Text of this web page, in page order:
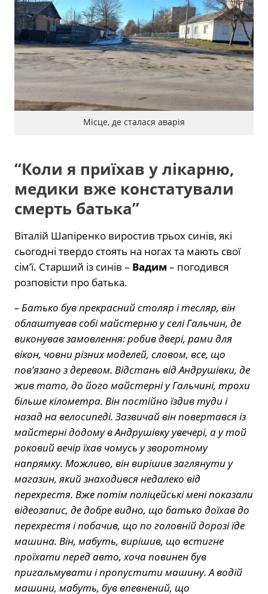
Місце, де сталася аварія
“Коли я приїхав у лікарню,
медики вже констатували
смерть батька”
Віталій Шапіренко виростив трьох синів, які
сьогодні твердо стоять на ногах та мають свої
сім’ї. Старший із синів – Вадим – погодився
розповісти про батька.
– Батько був прекрасний столяр і тесляр, він
облаштував собі майстерню у селі Гальчин, де
виконував замовлення: робив двері, рами для
вікон, човни різних моделей, словом, все, що
пов’язано з деревом. Відстань від Андрушівки, де
жив тато, до його майстерні у Гальчині, трохи
більше кілометра. Він постійно їздив туди і
назад на велосипеді. Зазвичай він повертався із
майстерні додому в Андрушівку увечері, а у той
роковий вечір їхав чомусь у зворотному
напрямку. Можливо, він вирішив заглянути у
магазин, який знаходився недалеко від
перехрестя. Вже потім поліцейські мені показали
відеозапис, де добре видно, що батько доїхав до
перехрестя і побачив, що по головній дорозі їде
машина. Він, мабуть, вирішив, що встигне
проїхати перед авто, хоча повинен був
пригальмувати і пропустити машину. А водій
машини, мабуть, був впевнений, що